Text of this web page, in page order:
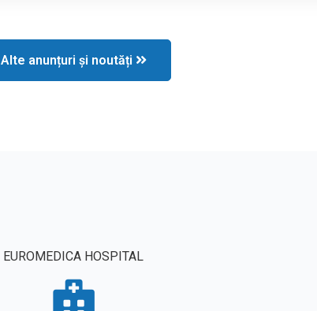
Alte anunțuri și noutăți
EUROMEDICA HOSPITAL